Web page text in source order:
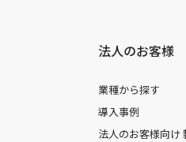
法人のお客様
業種から探す
導入事例
法人のお客様向け